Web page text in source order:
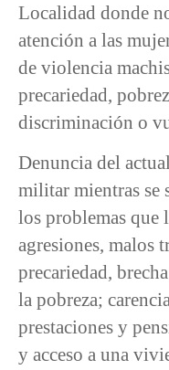
Localidad donde
atención a las
de violencia
precariedad,
discriminación o
Denuncia del
militar mientras se
los problemas que
agresiones, malos
precariedad,
la pobreza;
prestaciones y
y acceso a una